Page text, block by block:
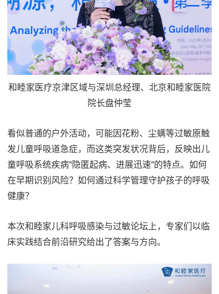
和睦家医疗京津区域与深圳总经理、北京和睦家医院
院长盘仲莹
看似普通的户外活动，可能因花粉、尘螨等过敏原触
发儿童呼吸道急症，而这类突发状况背后，反映出儿
童呼吸系统疾病"隐匿起病、进展迅速"的特点。如何
在早期识别风险？如何通过科学管理守护孩子的呼吸
健康？
本次和睦家儿科呼吸感染与过敏论坛上，专家们以临
床实践结合前沿研究给出了答案与方向。